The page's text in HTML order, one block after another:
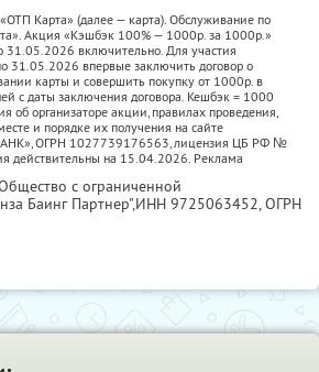
Карта» (далее — карта). Обслуживание по
Акция «Кэшбэк 100% — 1000р. за 1000р.»
31.05.2026 включительно. Для участия
31.05.2026 впервые заключить договор о
карты и совершить покупку от 1000р. в
с даты заключения договора. Кешбэк = 1000
об организаторе акции, правилах проведения,
и порядке их получения на сайте
ОГРН 1027739176563, лицензия ЦБ РФ №
действительны на 15.04.2026. Реклама
с ограниченной
Баинг Партнер",ИНН 9725063452, ОГРН